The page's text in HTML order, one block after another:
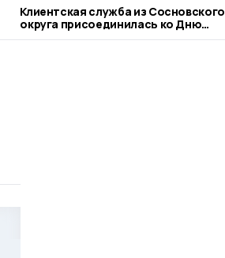
Клиентская служба из Сосновского
округа присоединилась ко Дню
благотворительного труда